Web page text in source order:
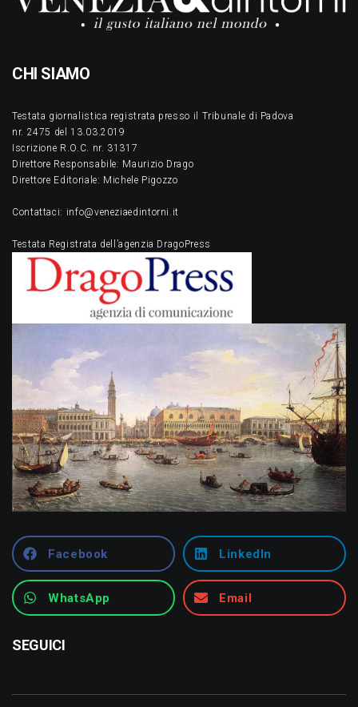
CHI SIAMO
Testata giornalistica registrata presso il Tribunale di Padova
nr. 2475 del 13.03.2019
Iscrizione R.O.C. nr. 31317
Direttore Responsabile: Maurizio Drago
Direttore Editoriale: Michele Pigozzo
Contattaci: info@veneziaedintorni.it
Testata Registrata dell’agenzia DragoPress
Facebook LinkedIn
WhatsApp Email
SEGUICI